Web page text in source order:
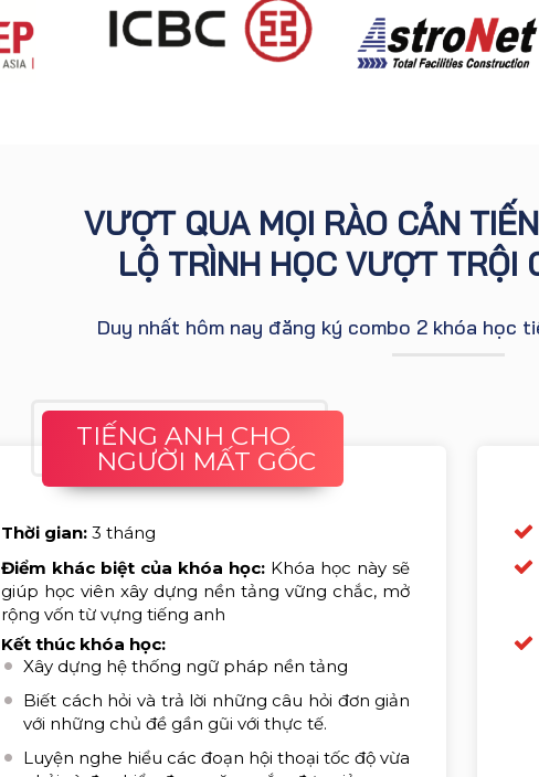
VƯỢT QUA MỌI RÀO CẢN
LỘ TRÌNH HỌC VƯỢT TRỘI
Duy nhất hôm nay đăng ký combo 2 khóa học
Thời gian: 3 tháng
Điểm khác biệt của khóa học: Khóa học này sẽ
giúp học viên xây dựng nền tảng vững chắc, mở
rộng vốn từ vựng tiếng anh
Kết thúc khóa học:
Xây dựng hệ thống ngữ pháp nền tảng
Biết cách hỏi và trả lời những câu hỏi đơn giản
với những chủ đề gần gũi với thực tế.
Luyện nghe hiểu các đoạn hội thoại tốc độ vừa
TIẾNG ANH CHO
NGƯỜI MẤT GỐC